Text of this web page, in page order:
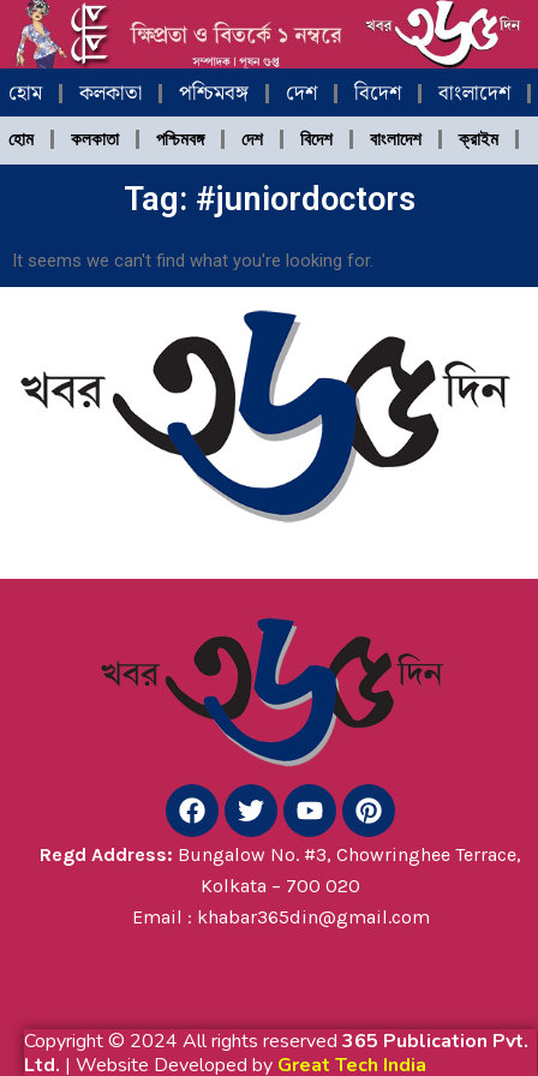
Skip
content
হোম কলকাতা পশ্চিমবঙ্গ দেশ বিদেশ বাংলাদেশ
হোম কলকাতা পশ্চিমবঙ্গ দেশ বিদেশ বাংলাদেশ ক্রাইম
Tag: #juniordoctors
It seems we can't find what you're looking for.
F
a
c
e
b
o
T
w
i
t
t
e
Y
o
u
t
u
b
P
i
n
r
Regd Address: Bungalow No. #3, Chowringhee Terrace,
Kolkata – 700 020
Email : khabar365din@gmail.com
Copyright © 2024 All rights reserved 365 Publication Pvt.
Ltd. | Website Developed by Great Tech India